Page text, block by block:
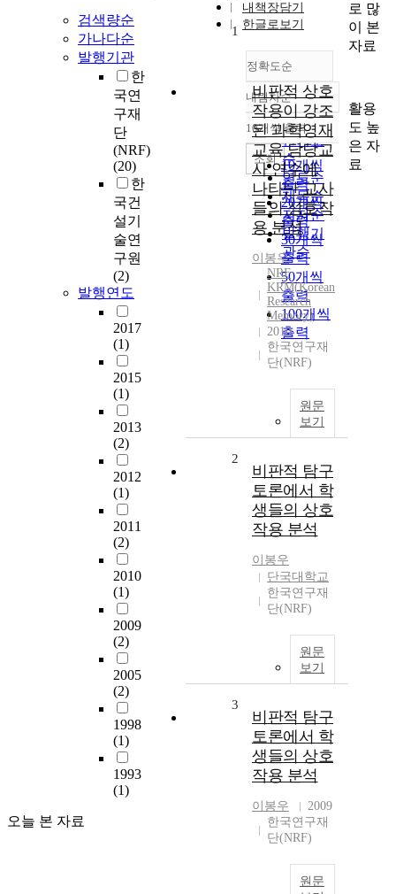
검색량순
가나다순
발행기관
한
국연
구재
단
(NRF)
(20)
한
국건
설기
술연
구원
(2)
발행연도
2017
(1)
2015
(1)
2013
(2)
2012
(1)
2011
(2)
2010
(1)
2009
(2)
2005
(2)
1998
(1)
1993
(1)
오늘 본 자료
내책장담기
한글로보기
정확도순
정확도
순
인기도
순
연도순
제목순
저자순
발행기
관순
내림차순
내림차순
10개씩 출력
10개씩
출력
20개씩
출력
30개씩
출력
50개씩
출력
100개씩
출력
조회
1
비판적 상호
작용이 강조
된 과학영재
교육 담당교
사 연수에
나타난 교사
들의 상호작
용 분석
이봉우
NRF
KRM(Korean
Research
Memory)
2010
한국연구재
단(NRF)
원문
보기
2
비판적 탐구
토론에서 학
생들의 상호
작용 분석
이봉우
단국대학교
한국연구재
단(NRF)
원문
보기
3
비판적 탐구
토론에서 학
생들의 상호
작용 분석
이봉우
2009
한국연구재
단(NRF)
원문
로 많
이 본
자료
활용
도 높
은 자
료